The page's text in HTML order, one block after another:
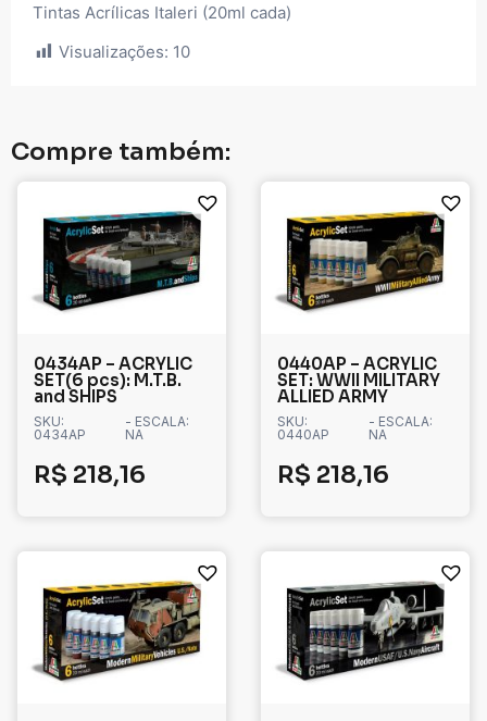
Tintas Acrílicas Italeri (20ml cada)
Visualizações: 10
Compre também:
0434AP – ACRYLIC
SET(6 pcs): M.T.B.
and SHIPS
SKU:
0434AP
- ESCALA:
NA
R$ 218,16
0440AP – ACRYLIC
SET: WWII MILITARY
ALLIED ARMY
SKU:
0440AP
- ESCALA:
NA
R$ 218,16